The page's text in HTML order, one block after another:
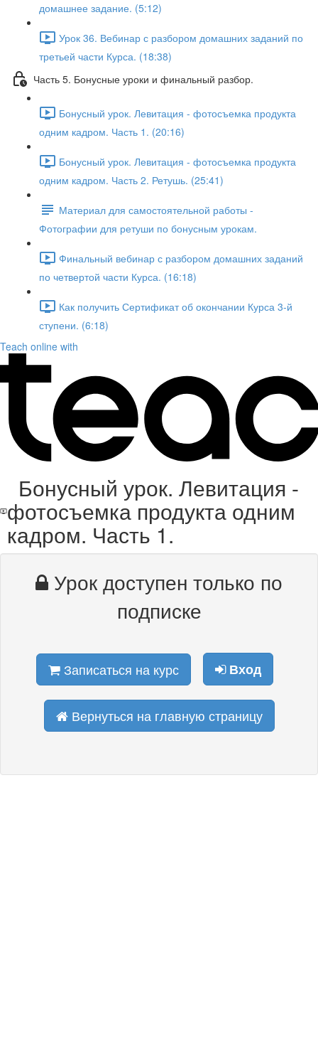
домашнее задание. (5:12)
Урок 36. Вебинар с разбором домашних заданий по
третьей части Курса. (18:38)
Часть 5. Бонусные уроки и финальный разбор.
Бонусный урок. Левитация - фотосъемка продукта
одним кадром. Часть 1. (20:16)
Бонусный урок. Левитация - фотосъемка продукта
одним кадром. Часть 2. Ретушь. (25:41)
Материал для самостоятельной работы -
Фотографии для ретуши по бонусным урокам.
Финальный вебинар с разбором домашних заданий
по четвертой части Курса. (16:18)
Как получить Сертификат об окончании Курса 3-й
ступени. (6:18)
Teach online with
Бонусный урок. Левитация -
фотосъемка продукта одним
кадром. Часть 1.
Урок доступен только по
подписке
Записаться на курс Вход
Вернуться на главную страницу